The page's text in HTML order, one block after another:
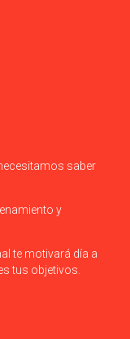
saber
y
te motivará día a
tus objetivos.